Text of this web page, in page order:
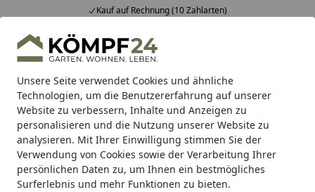
Unsere Seite verwendet Cookies und ähnliche
Technologien, um die Benutzererfahrung auf unserer
Website zu verbessern, Inhalte und Anzeigen zu
personalisieren und die Nutzung unserer Website zu
analysieren. Mit Ihrer Einwilligung stimmen Sie der
Verwendung von Cookies sowie der Verarbeitung Ihrer
persönlichen Daten zu, um Ihnen ein bestmögliches
Surferlebnis und mehr Funktionen zu bieten.
Kauf auf Rechnung (10 Zahlarten)
Alle Produkte
Mein Konto
Suchen
Startseite
Alles für den Garten Gartenhaus Gartenhäuser Holz
Skan Holz 28 mm Gartenhaus
Palma
(1 Bewertung)